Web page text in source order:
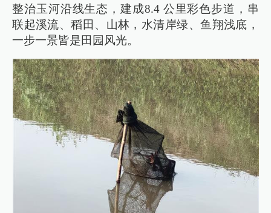
整治玉河沿线生态，建成8.4 公里彩色步道，串
联起溪流、稻田、山林，水清岸绿、鱼翔浅底，
一步一景皆是田园风光。